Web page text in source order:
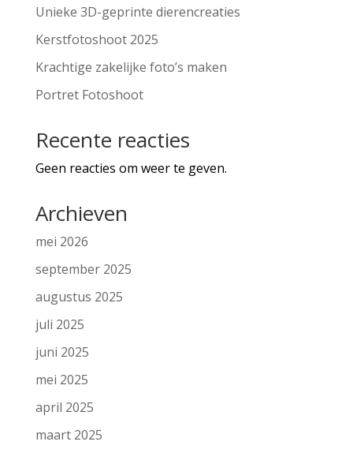
Unieke 3D-geprinte dierencreaties
Kerstfotoshoot 2025
Krachtige zakelijke foto’s maken
Portret Fotoshoot
Recente reacties
Geen reacties om weer te geven.
Archieven
mei 2026
september 2025
augustus 2025
juli 2025
juni 2025
mei 2025
april 2025
maart 2025